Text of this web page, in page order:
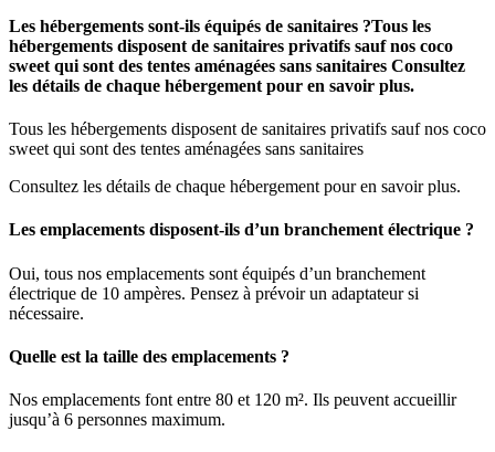
Les hébergements sont-ils équipés de sanitaires ?Tous les
hébergements disposent de sanitaires privatifs sauf nos coco
sweet qui sont des tentes aménagées sans sanitaires Consultez
les détails de chaque hébergement pour en savoir plus.
Tous les hébergements disposent de sanitaires privatifs sauf nos coco
sweet qui sont des tentes aménagées sans sanitaires
Consultez les détails de chaque hébergement pour en savoir plus.
Les emplacements disposent-ils d’un branchement électrique ?
Oui, tous nos emplacements sont équipés d’un branchement
électrique de 10 ampères. Pensez à prévoir un adaptateur si
nécessaire.
Quelle est la taille des emplacements ?
Nos emplacements font entre 80 et 120 m². Ils peuvent accueillir
jusqu’à 6 personnes maximum.